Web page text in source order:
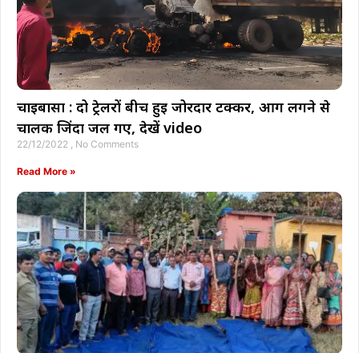
चाईबासा : दो ट्रेलरों बीच हुई जोरदार टक्कर, आग लगने से
चालक जिंदा जल गए, देखें video
22/12/2022 No Comments
Read More »